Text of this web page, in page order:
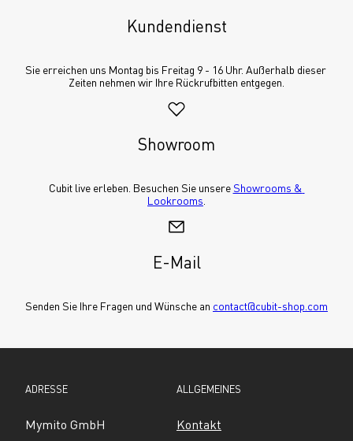
Kundendienst
Sie erreichen uns Montag bis Freitag 9 - 16 Uhr. Außerhalb dieser
Zeiten nehmen wir Ihre Rückrufbitten entgegen.
Showroom
Cubit live erleben. Besuchen Sie unsere Showrooms &
Lookrooms
E-Mail
Senden Sie Ihre Fragen und Wünsche an contact@cubit-shop.com
ADRESSE
Mymito GmbH
ALLGEMEINES
Kontakt